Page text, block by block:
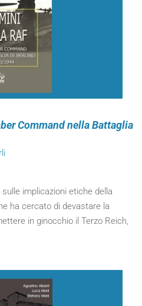
Command nella Battaglia
implicazioni etiche della
ha cercato di devastare la
in ginocchio il Terzo Reich,